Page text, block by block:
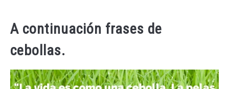
A continuación frases de
cebollas.